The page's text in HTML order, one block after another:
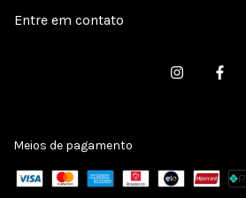
Entre em contato
Meios de pagamento